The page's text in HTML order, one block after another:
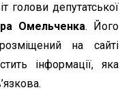
голови депутатської
Омельченка. Його
на сайті
інформації, яка